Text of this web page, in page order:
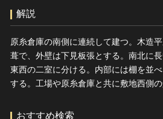
解説
原糸倉庫の南側に連続して建つ。木造
葺で、外壁は下見板張とする。南北に
東西の二室に分ける。内部には棚を並
する。工場や原糸倉庫と共に敷地西側の
おすすめ検索